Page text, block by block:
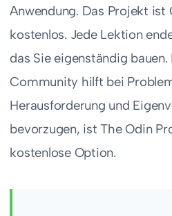
Anwendung. Das Projekt ist
kostenlos. Jede Lektion
das Sie eigenständig
Community hilft bei
Herausforderung und
bevorzugen, ist The Odin
kostenlose Option.